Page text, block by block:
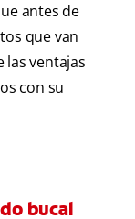
antes de
que van
las ventajas
con su
bucal